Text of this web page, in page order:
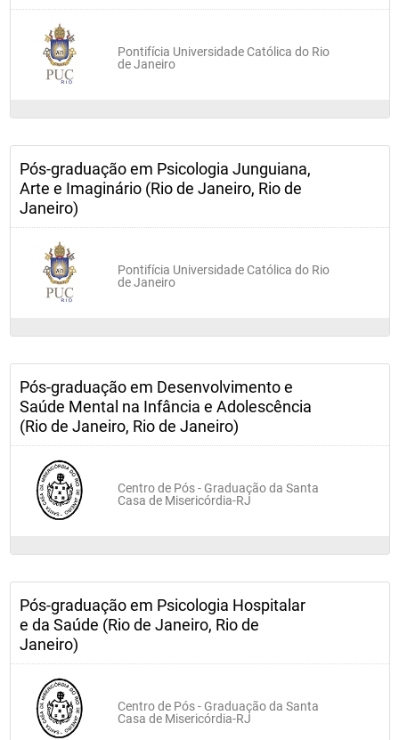
Pontifícia Universidade Católica do Rio
de Janeiro
Pós-graduação em Psicologia Junguiana,
Arte e Imaginário (Rio de Janeiro, Rio de
Janeiro)
Pontifícia Universidade Católica do Rio
de Janeiro
Pós-graduação em Desenvolvimento e
Saúde Mental na Infância e Adolescência
(Rio de Janeiro, Rio de Janeiro)
Centro de Pós - Graduação da Santa
Casa de Misericórdia-RJ
Pós-graduação em Psicologia Hospitalar
e da Saúde (Rio de Janeiro, Rio de
Janeiro)
Centro de Pós - Graduação da Santa
Casa de Misericórdia-RJ